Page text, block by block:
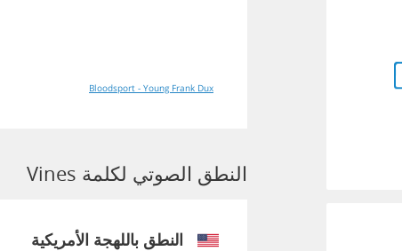
Bloodsport - Young Frank Dux
النطق الصوتي لكلمة Vines
النطق باللهجة الأمريكية